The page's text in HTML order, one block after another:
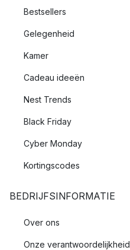
Bestsellers
Gelegenheid
Kamer
Cadeau ideeën
Nest Trends
Black Friday
Cyber Monday
Kortingscodes
BEDRIJFSINFORMATIE
Over ons
Onze verantwoordelijkheid